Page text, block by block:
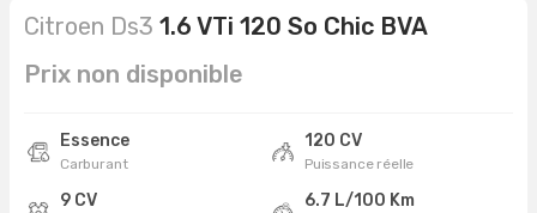
Citroen Ds3 1.6 VTi 120 So Chic BVA
Prix non disponible
Essence
Carburant
120 CV
Puissance réelle
9 CV 6.7 L/100 Km